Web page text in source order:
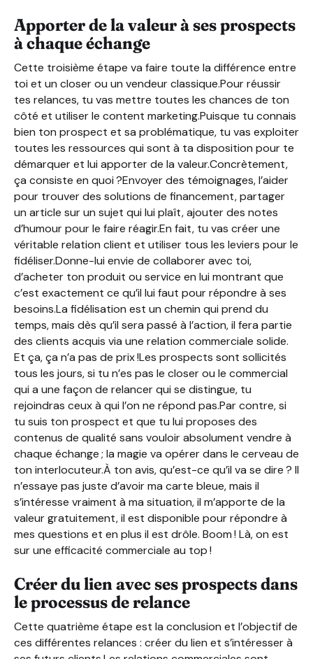
Apporter de la valeur à ses prospects
à chaque échange
Cette troisième étape va faire toute la différence entre
toi et un closer ou un vendeur classique.Pour réussir
tes relances, tu vas mettre toutes les chances de ton
côté et utiliser le content marketing.Puisque tu connais
bien ton prospect et sa problématique, tu vas exploiter
toutes les ressources qui sont à ta disposition pour te
démarquer et lui apporter de la valeur.Concrètement,
ça consiste en quoi ?Envoyer des témoignages, l’aider
pour trouver des solutions de financement, partager
un article sur un sujet qui lui plaît, ajouter des notes
d’humour pour le faire réagir.En fait, tu vas créer une
véritable relation client et utiliser tous les leviers pour le
fidéliser.Donne-lui envie de collaborer avec toi,
d’acheter ton produit ou service en lui montrant que
c’est exactement ce qu’il lui faut pour répondre à ses
besoins.La fidélisation est un chemin qui prend du
temps, mais dès qu’il sera passé à l’action, il fera partie
des clients acquis via une relation commerciale solide.
Et ça, ça n’a pas de prix !Les prospects sont sollicités
tous les jours, si tu n’es pas le closer ou le commercial
qui a une façon de relancer qui se distingue, tu
rejoindras ceux à qui l’on ne répond pas.Par contre, si
tu suis ton prospect et que tu lui proposes des
contenus de qualité sans vouloir absolument vendre à
chaque échange ; la magie va opérer dans le cerveau de
ton interlocuteur.À ton avis, qu’est-ce qu’il va se dire ? Il
n’essaye pas juste d’avoir ma carte bleue, mais il
s’intéresse vraiment à ma situation, il m’apporte de la
valeur gratuitement, il est disponible pour répondre à
mes questions et en plus il est drôle. Boom ! Là, on est
sur une efficacité commerciale au top !
Créer du lien avec ses prospects dans
le processus de relance
Cette quatrième étape est la conclusion et l’objectif de
ces différentes relances : créer du lien et s’intéresser à